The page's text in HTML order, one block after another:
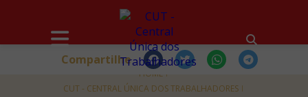
HOME
CUT - CENTRAL ÚNICA DOS TRABALHADORES
Compartilhe